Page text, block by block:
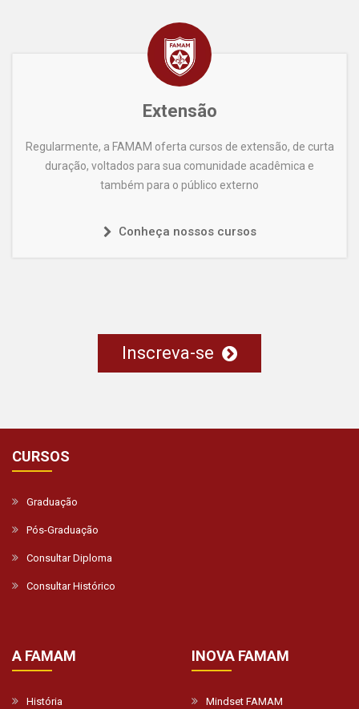
Extensão
Regularmente, a FAMAM oferta cursos de extensão, de curta
duração, voltados para sua comunidade acadêmica e
também para o público externo
Conheça nossos cursos
Inscreva-se
CURSOS
Graduação
Pós-Graduação
Consultar Diploma
Consultar Histórico
A FAMAM
História
INOVA FAMAM
Mindset FAMAM